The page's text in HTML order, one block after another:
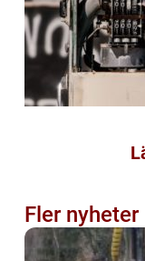
Fler nyheter